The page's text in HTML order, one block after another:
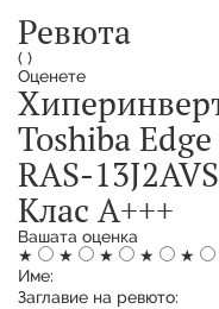
Ревюта
( )
Оценете
Toshiba
RAS-
Клас A+++
Вашата оценка
★
★ ★ ★
★
Име:
Заглавие на ревюто: